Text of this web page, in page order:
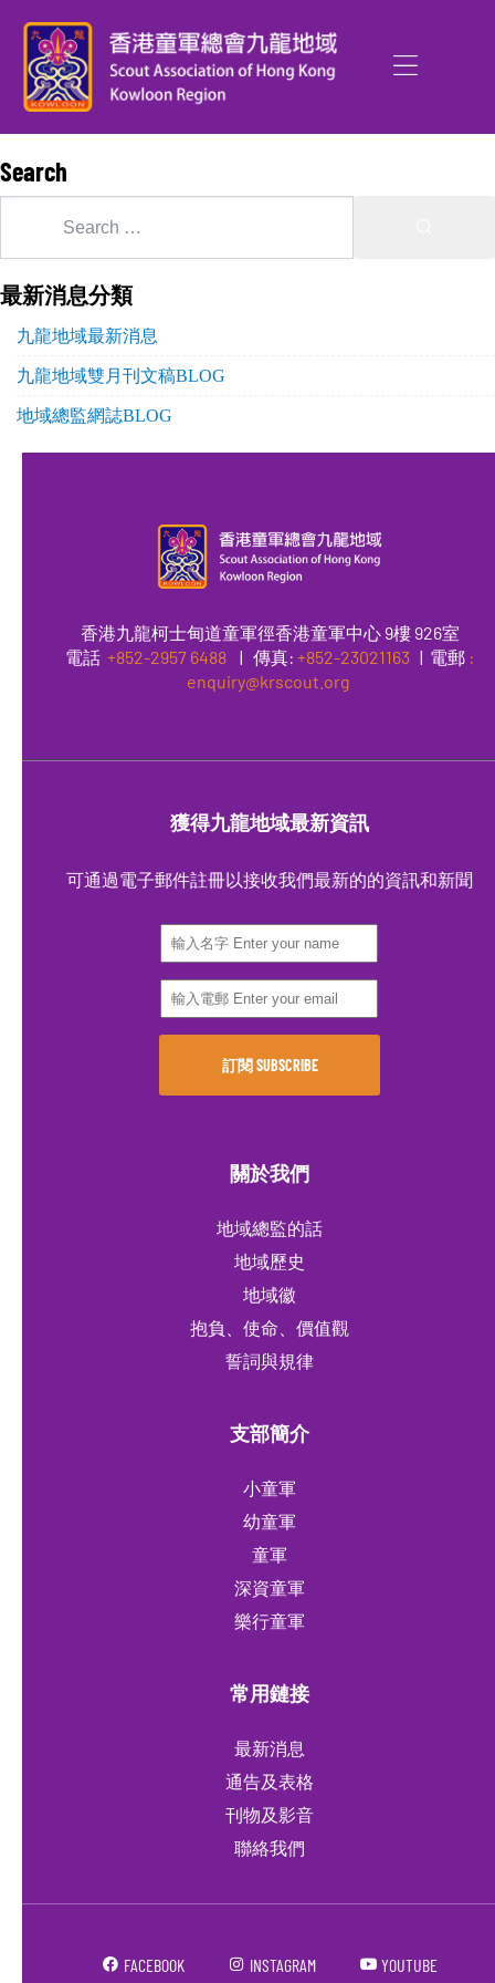
Search
最新消息分類
九龍地域最新消息
九龍地域雙月刊文稿BLOG
地域總監網誌BLOG
香港九龍柯士甸道童軍徑香港童軍中心 9樓 926室
電話 +852-2957 6488 | 傳真: +852-23021163 | 電郵 :
enquiry@krscout.org
獲得九龍地域最新資訊
可通過電子郵件註冊以接收我們最新的的資訊和新聞
關於我們
地域總監的話
地域歷史
地域徽
抱負、使命、價值觀
誓詞與規律
支部簡介
小童軍
幼童軍
童軍
深資童軍
樂行童軍
常用鏈接
最新消息
通告及表格
刊物及影音
聯絡我們
FACEBOOK INSTAGRAM YOUTUBE